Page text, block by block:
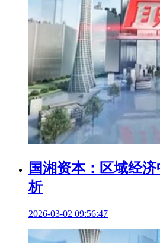
国湘资本：区域经
析
2026-03-02 09:56:47